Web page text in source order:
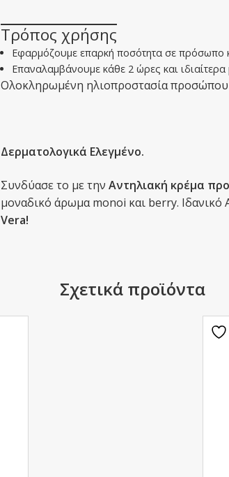
Τρόπος χρήσης
Εφαρμόζουμε επαρκή ποσότητα σε πρόσωπο
Επαναλαμβάνουμε κάθε 2 ώρες και
Ολοκληρωμένη ηλιοπροστασία
Δερματολογικά Ελεγμένο.
Συνδύασε το με την Αντηλιακή κρέμα
μοναδικό άρωμα monoi και berry. Ιδανικό
Vera!
Σχετικά προϊόντα